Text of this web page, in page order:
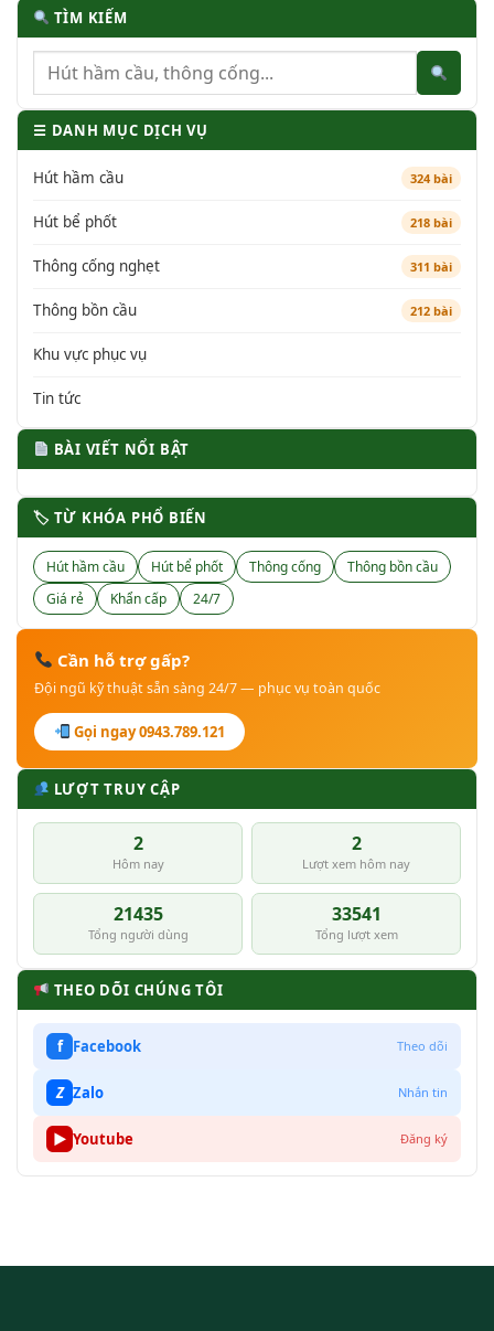
TÌM KIẾM
☰ DANH MỤC DỊCH VỤ
Hút hầm cầu 324 bài
Hút bể phốt 218 bài
Thông cống nghẹt 311 bài
Thông bồn cầu 212 bài
Khu vực phục vụ
Tin tức
BÀI VIẾT NỔI BẬT
🏷 TỪ KHÓA PHỔ BIẾN
Hút hầm cầu Hút bể phốt Thông cống
Thông bồn cầu
Giá rẻ
Khẩn cấp 24/7
Cần hỗ trợ gấp?
Đội ngũ kỹ thuật sẵn sàng 24/7 — phục vụ toàn quốc
Gọi ngay 0943.789.121
LƯỢT TRUY CẬP
2
Hôm nay
2
Lượt xem hôm nay
21435
Tổng người dùng
33541
Tổng lượt xem
THEO DÕI CHÚNG TÔI
f Facebook Theo dõi
Z Zalo Nhắn tin
▶ Youtube Đăng ký